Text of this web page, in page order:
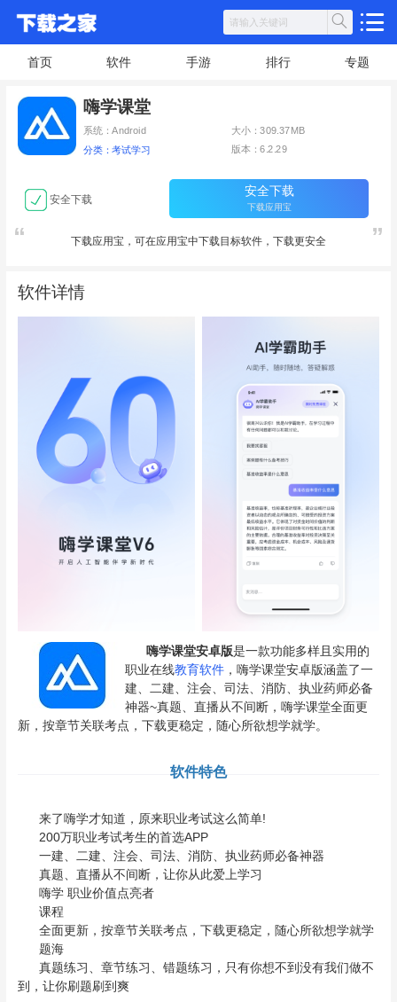
首页 软件 手游 排行 专题
嗨学课堂
系统：Android 大小：309.37MB
分类：考试学习 版本：6.2.29
安全下载
安全下载
下载应用宝
下载应用宝，可在应用宝中下载目标软件，下载更安全
软件详情
嗨学课堂安卓版是一款功能多样且实用的
职业在线教育软件，嗨学课堂安卓版涵盖了一
建、二建、注会、司法、消防、执业药师必备
神器~真题、直播从不间断，嗨学课堂全面更
新，按章节关联考点，下载更稳定，随心所欲想学就学。
软件特色
来了嗨学才知道，原来职业考试这么简单!
200万职业考试考生的首选APP
一建、二建、注会、司法、消防、执业药师必备神器
真题、直播从不间断，让你从此爱上学习
嗨学 职业价值点亮者
课程
全面更新，按章节关联考点，下载更稳定，随心所欲想学就学
题海
真题练习、章节练习、错题练习，只有你想不到没有我们做不
到，让你刷题刷到爽